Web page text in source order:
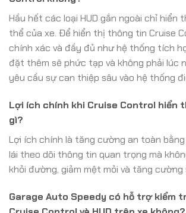
Hầu hết các loại HUD gắn ngoài chỉ hiển
thể của xe. Để hiển thị thông tin Cruise
chính xác và đầy đủ như hệ thống tích
đặt thêm sẽ phức tạp và không phải lúc
yêu cầu sự can thiệp sâu vào hệ thống
Lợi ích chính khi Cruise Control hiển
gì?
Lợi ích chính là tăng cường an toàn
lái theo dõi thông tin quan trọng mà
khỏi đường, giảm mệt mỏi và tăng
Garage Auto Speedy có hỗ trợ kiểm